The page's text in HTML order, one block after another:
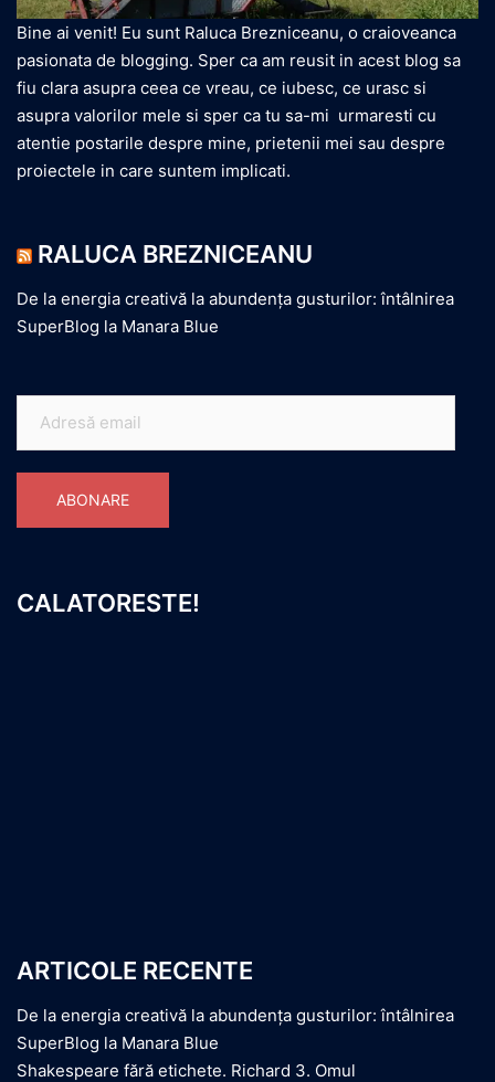
Bine ai venit! Eu sunt Raluca Brezniceanu, o craioveanca
pasionata de blogging. Sper ca am reusit in acest blog sa
fiu clara asupra ceea ce vreau, ce iubesc, ce urasc si
asupra valorilor mele si sper ca tu sa-mi urmaresti cu
atentie postarile despre mine, prietenii mei sau despre
proiectele in care suntem implicati.
RALUCA BREZNICEANU
De la energia creativă la abundența gusturilor: întâlnirea
SuperBlog la Manara Blue
email
ABONARE
CALATORESTE!
ARTICOLE RECENTE
De la energia creativă la abundența gusturilor: întâlnirea
SuperBlog la Manara Blue
Shakespeare fără etichete. Richard 3. Omul